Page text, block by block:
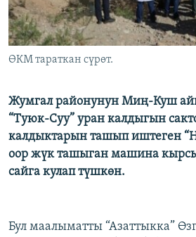
ӨКМ тараткан сүрөт.
Жумгал районунун Миң-Куш
“Туюк-Суу” уран калдыгын
калдыктарын ташып иштеген
оор жүк ташыган машина
сайга кулап түшкөн.
Бул маалыматты “Азаттыкка”